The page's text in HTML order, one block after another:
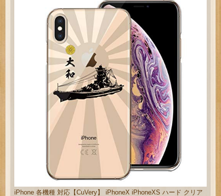
iPhone 各機種 対応【CuVery】 iPhoneX iPhoneXS ハード クリア